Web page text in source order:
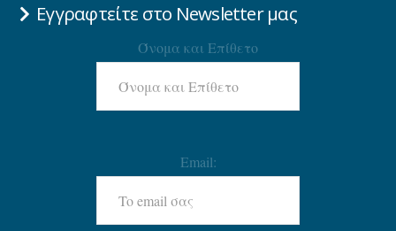
Εγγραφτείτε στο Newsletter μας
Όνομα και Επίθετο
Email: